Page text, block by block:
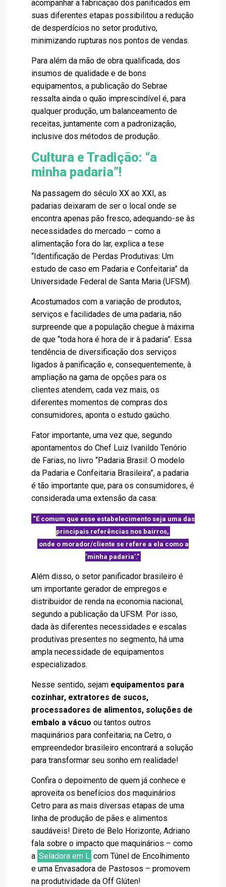
acompanhar a fabricação dos panificados em
suas diferentes etapas possibilitou a redução
de desperdícios no setor produtivo,
minimizando rupturas nos pontos de vendas.
Para além da mão de obra qualificada, dos
insumos de qualidade e de bons
equipamentos, a publicação do Sebrae
ressalta ainda o quão imprescindível é, para
qualquer produção, um balanceamento de
receitas, juntamente com a padronização,
inclusive dos métodos de produção.
Cultura e Tradição: “a
minha padaria”!
Na passagem do século XX ao XXI, as
padarias deixaram de ser o local onde se
encontra apenas pão fresco, adequando-se às
necessidades do mercado – como a
alimentação fora do lar, explica a tese
“Identificação de Perdas Produtivas: Um
estudo de caso em Padaria e Confeitaria” da
Universidade Federal de Santa Maria (UFSM).
Acostumados com a variação de produtos,
serviços e facilidades de uma padaria, não
surpreende que a população chegue à máxima
de que “toda hora é hora de ir à padaria”. Essa
tendência de diversificação dos serviços
ligados à panificação e, consequentemente, à
ampliação na gama de opções para os
clientes atendem, cada vez mais, os
diferentes momentos de compras dos
consumidores, aponta o estudo gaúcho.
Fator importante, uma vez que, segundo
apontamentos do Chef Luiz Ivanildo Tenório
de Farias, no livro “Padaria Brasil: O modelo
da Padaria e Confeitaria Brasileira”, a padaria
é tão importante que, para os consumidores, é
considerada uma extensão da casa:
“É comum que esse estabelecimento seja uma das
principais referências nos bairros,
onde o morador/cliente se refere a ela como a
‘minha padaria’.”
Além disso, o setor panificador brasileiro é
um importante gerador de empregos e
distribuidor de renda na economia nacional,
segundo a publicação da UFSM. Por isso,
dada às diferentes necessidades e escalas
produtivas presentes no segmento, há uma
ampla necessidade de equipamentos
especializados.
Nesse sentido, sejam equipamentos para
cozinhar, extratores de sucos,
processadores de alimentos, soluções de
embalo a vácuo ou tantos outros
maquinários para confeitaria; na Cetro, o
empreendedor brasileiro encontrará a solução
para transformar seu sonho em realidade!
Confira o depoimento de quem já conhece e
aproveita os benefícios dos maquinários
Cetro para as mais diversas etapas de uma
linha de produção de pães e alimentos
saudáveis! Direto de Belo Horizonte, Adriano
fala sobre o impacto que maquinários – como
a Seladora em L com Túnel de Encolhimento
e uma Envasadora de Pastosos – promovem
na produtividade da Off Glúten!